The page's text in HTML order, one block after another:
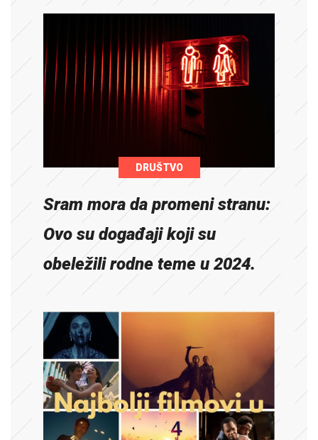
DRUŠTVO
Sram mora da promeni stranu:
Ovo su događaji koji su
obeležili rodne teme u 2024.